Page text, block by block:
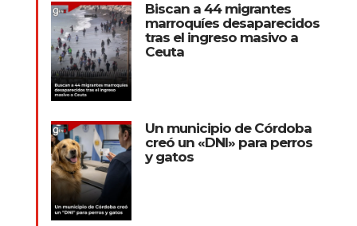
Biscan a 44 migrantes
marroquíes desaparecidos
tras el ingreso masivo a
Ceuta
Un municipio de Córdoba
creó un «DNI» para perros
y gatos